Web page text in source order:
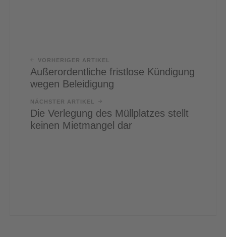
VORHERIGER ARTIKEL
Außerordentliche fristlose Kündigung
wegen Beleidigung
NÄCHSTER ARTIKEL
Die Verlegung des Müllplatzes stellt
keinen Mietmangel dar